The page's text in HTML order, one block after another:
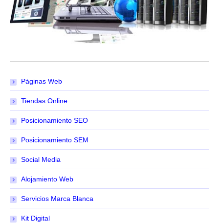
Páginas Web
Tiendas Online
Posicionamiento SEO
Posicionamiento SEM
Social Media
Alojamiento Web
Servicios Marca Blanca
Kit Digital